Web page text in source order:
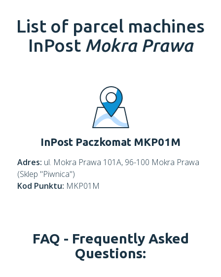
List of parcel machines
InPost Mokra Prawa
InPost Paczkomat MKP01M
Adres: ul. Mokra Prawa 101A, 96-100 Mokra Prawa
(Sklep "Piwnica")
Kod Punktu: MKP01M
FAQ - Frequently Asked
Questions: